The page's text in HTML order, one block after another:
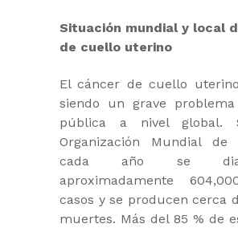
Situación mundial y local
de cuello uterino
El cáncer de cuello
siendo un grave
pública a nivel global.
Organización Mundial de
cada año se
aproximadamente
casos y se producen cerca
muertes. Más del 85 % de